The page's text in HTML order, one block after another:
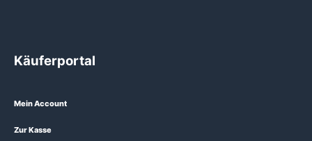
Käuferportal
Mein Account
Zur Kasse